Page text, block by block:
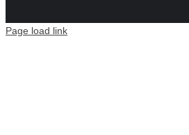
Page load link